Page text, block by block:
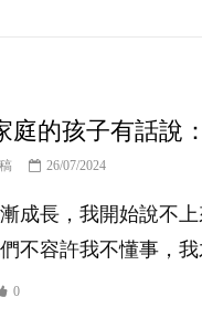
庭的孩子有話說
26/07/2024
成長，我開始說不
不容許我不懂事，
0